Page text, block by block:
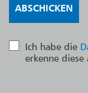
Ich habe die
erkenne diese